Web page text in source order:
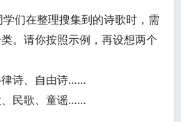
们在整理搜集到的诗歌时，需
。请你按照示例，再设想两个
诗、自由诗……
民歌、童谣……